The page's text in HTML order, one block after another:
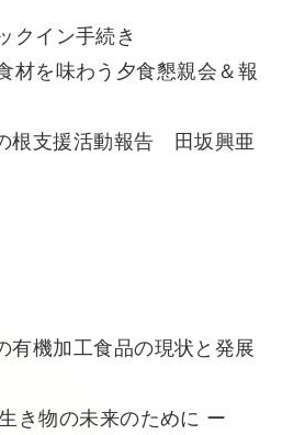
イン手続き
を味わう夕食懇親会＆報
根支援活動報告 田坂興亜
機加工食品の現状と発展
き物の未来のために ー